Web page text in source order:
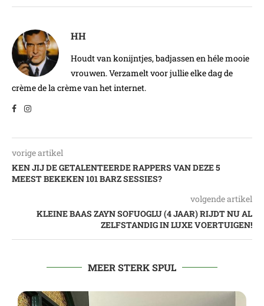
HH
Houdt van konijntjes, badjassen en héle mooie
vrouwen. Verzamelt voor jullie elke dag de
crème de la crème van het internet.
vorige artikel
KEN JIJ DE GETALENTEERDE RAPPERS VAN DEZE 5
MEEST BEKEKEN 101 BARZ SESSIES?
volgende artikel
KLEINE BAAS ZAYN SOFUOGLU (4 JAAR) RIJDT NU AL
ZELFSTANDIG IN LUXE VOERTUIGEN!
MEER STERK SPUL